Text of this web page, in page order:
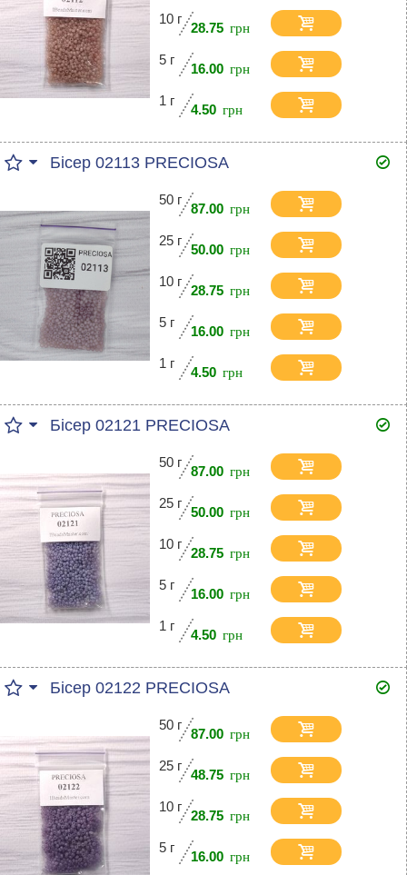
10 г
28.75
5 г
16.00
1 г
4.50
Бісер 02113 PRECIOSA
50 г
87.00
25 г
50.00
10 г
28.75
5 г
16.00
1 г
4.50
Бісер 02121 PRECIOSA
50 г
87.00
25 г
50.00
10 г
28.75
5 г
16.00
1 г
4.50
Бісер 02122 PRECIOSA
50 г
87.00
25 г
48.75
10 г
28.75
5 г
16.00